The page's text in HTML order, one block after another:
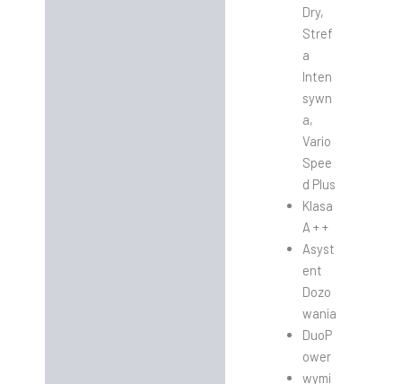
Dry,
Stref
a
Inten
sywn
a,
Vario
Spee
d Plus
Klasa
A + +
Asyst
ent
Dozo
wania
DuoP
ower
wymi